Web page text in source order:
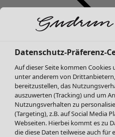
SALE Mode
Alle anzeigen
Kleider
Tuniken
Blusen
Pullover & Shirts
Datenschutz-Präferenz-
Auf dieser Seite kommen Cookies
unter anderem von
bereitzustellen, das
auszuwerten (Tracking) und um
Nutzungsverhalten zu
(Targeting), z.B. auf Social Media
Webseiten. Hierbei kommt es zu
die diese Daten teilweise auch für